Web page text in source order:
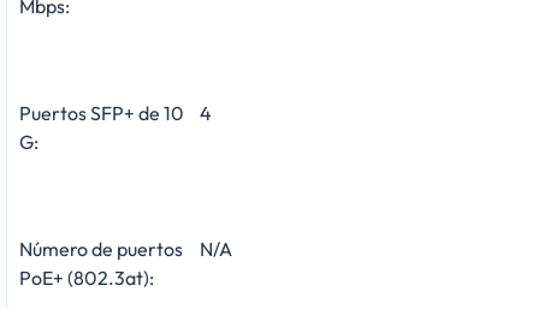
Mbps:
Puertos SFP+ de 10
G:
4
Número de puertos
PoE+ (802.3at):
N/A